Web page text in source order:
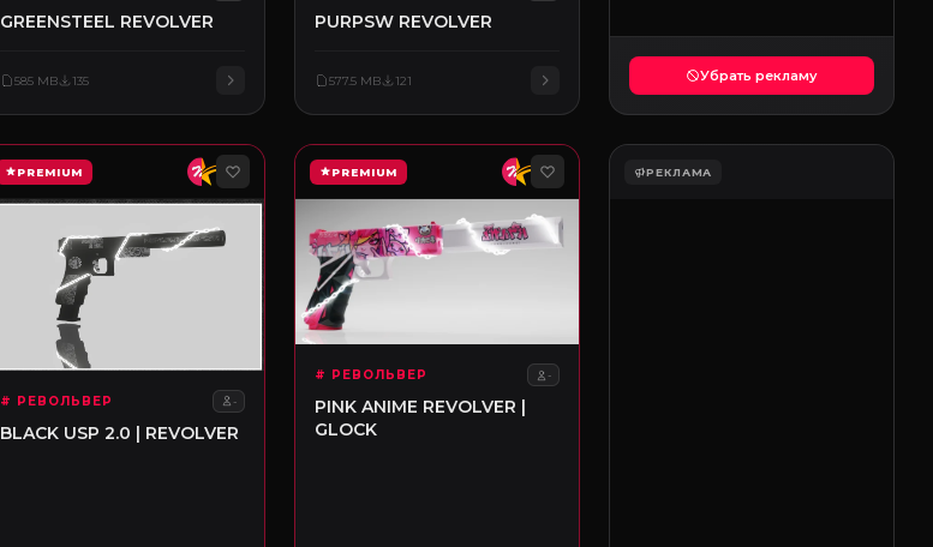
GREENSTEEL REVOLVER
585 MB 135
PURPSW REVOLVER
577.5 MB 121 Убрать рекламу
PREMIUM
# РЕВОЛЬВЕР -
BLACK USP 2.0 | REVOLVER
PREMIUM
# РЕВОЛЬВЕР -
PINK ANIME REVOLVER |
GLOCK
РЕКЛАМА